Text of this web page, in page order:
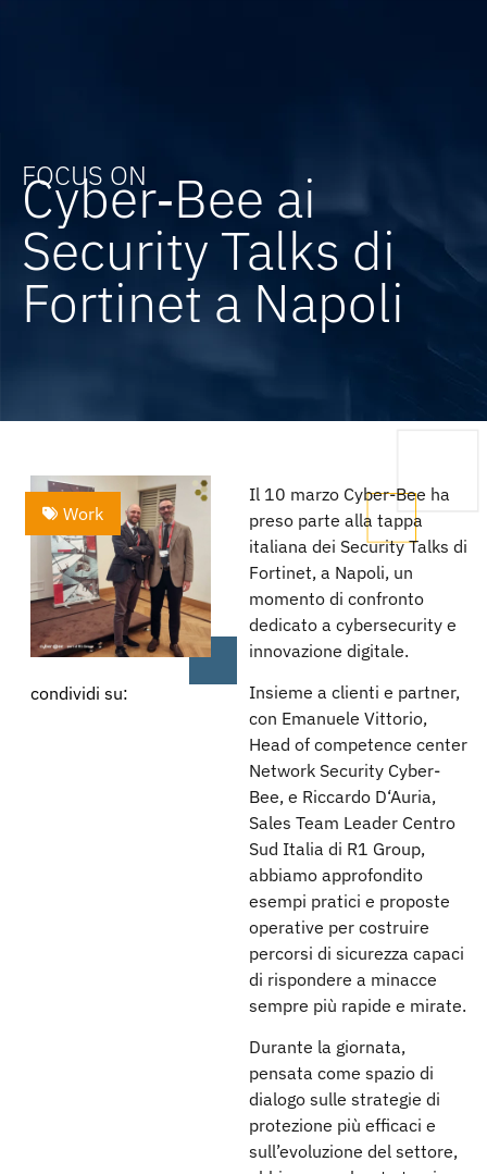
FOCUS ON
Cyber‑Bee ai
Security Talks di
Fortinet a Napoli
Work
Il 10 marzo Cyber-Bee ha
preso parte alla tappa
italiana dei Security Talks di
Fortinet, a Napoli, un
momento di confronto
dedicato a cybersecurity e
innovazione digitale.
Insieme a clienti e partner,
con Emanuele Vittorio,
Head of competence center
Network Security Cyber-
Bee, e Riccardo D‘Auria,
Sales Team Leader Centro
Sud Italia di R1 Group,
abbiamo approfondito
esempi pratici e proposte
operative per costruire
percorsi di sicurezza capaci
di rispondere a minacce
sempre più rapide e mirate.
Durante la giornata,
pensata come spazio di
dialogo sulle strategie di
protezione più efficaci e
sull’evoluzione del settore,
condividi su: